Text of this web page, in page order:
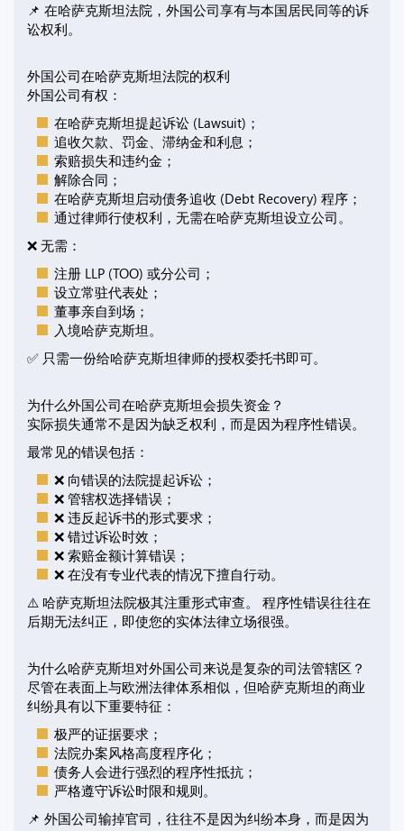
📌 在哈萨克斯坦法院，外国公司享有与本国居民同等的诉
讼权利。
外国公司在哈萨克斯坦法院的权利
外国公司有权：
在哈萨克斯坦提起诉讼 (Lawsuit)；
追收欠款、罚金、滞纳金和利息；
索赔损失和违约金；
解除合同；
在哈萨克斯坦启动债务追收 (Debt Recovery) 程序；
通过律师行使权利，无需在哈萨克斯坦设立公司。
❌ 无需：
注册 LLP (TOO) 或分公司；
设立常驻代表处；
董事亲自到场；
入境哈萨克斯坦。
✅ 只需一份给哈萨克斯坦律师的授权委托书即可。
为什么外国公司在哈萨克斯坦会损失资金？
实际损失通常不是因为缺乏权利，而是因为程序性错误。
最常见的错误包括：
❌ 向错误的法院提起诉讼；
❌ 管辖权选择错误；
❌ 违反起诉书的形式要求；
❌ 错过诉讼时效；
❌ 索赔金额计算错误；
❌ 在没有专业代表的情况下擅自行动。
⚠️ 哈萨克斯坦法院极其注重形式审查。 程序性错误往往在
后期无法纠正，即使您的实体法律立场很强。
为什么哈萨克斯坦对外国公司来说是复杂的司法管辖区？
尽管在表面上与欧洲法律体系相似，但哈萨克斯坦的商业
纠纷具有以下重要特征：
极严的证据要求；
法院办案风格高度程序化；
债务人会进行强烈的程序性抵抗；
严格遵守诉讼时限和规则。
📌 外国公司输掉官司，往往不是因为纠纷本身，而是因为